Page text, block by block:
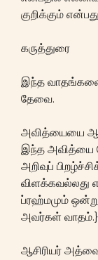
குறிக்கும்
கருத்துரை
இந்த
தேவை.
அவித்யையை
இந்த அவித்யை
அறிவுப்
விளக்கவல்லது
ப்ரஹ்மமும்
அவர்கள் வாதம்.}
ஆசிரியர்